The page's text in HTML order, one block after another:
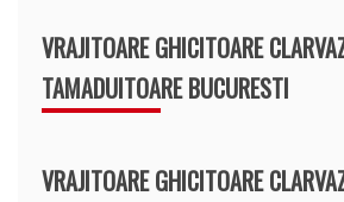
VRAJITOARE GHICITOARE
TAMADUITOARE BUCURESTI
VRAJITOARE GHICITOARE